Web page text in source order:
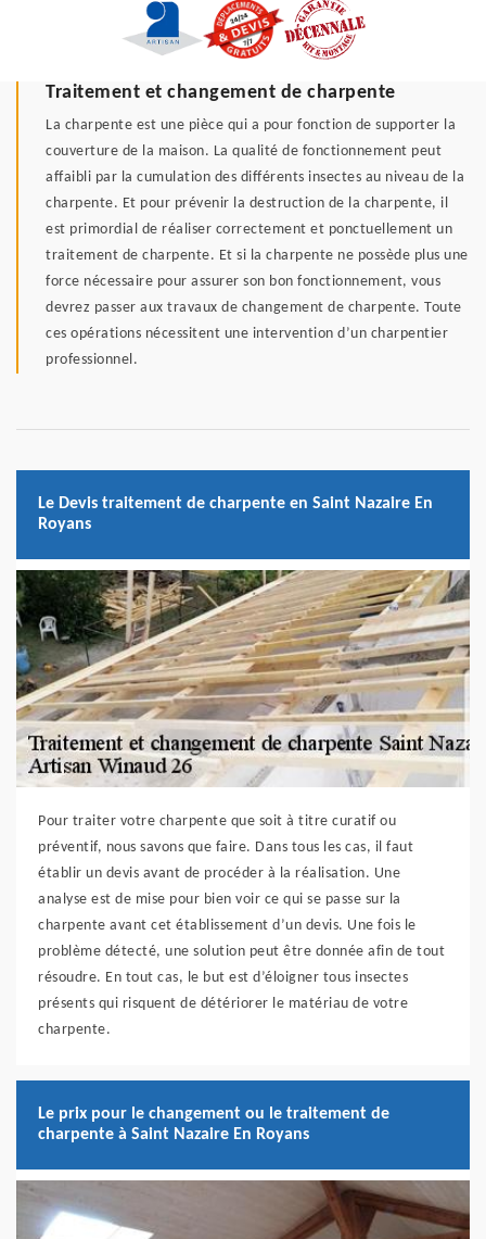
Traitement et changement de charpente
La charpente est une pièce qui a pour fonction de supporter la
couverture de la maison. La qualité de fonctionnement peut
affaibli par la cumulation des différents insectes au niveau de la
charpente. Et pour prévenir la destruction de la charpente, il
est primordial de réaliser correctement et ponctuellement un
traitement de charpente. Et si la charpente ne possède plus une
force nécessaire pour assurer son bon fonctionnement, vous
devrez passer aux travaux de changement de charpente. Toute
ces opérations nécessitent une intervention d’un charpentier
professionnel.
Le Devis traitement de charpente en Saint Nazaire En
Royans
Pour traiter votre charpente que soit à titre curatif ou
préventif, nous savons que faire. Dans tous les cas, il faut
établir un devis avant de procéder à la réalisation. Une
analyse est de mise pour bien voir ce qui se passe sur la
charpente avant cet établissement d’un devis. Une fois le
problème détecté, une solution peut être donnée afin de tout
résoudre. En tout cas, le but est d’éloigner tous insectes
présents qui risquent de détériorer le matériau de votre
charpente.
Le prix pour le changement ou le traitement de
charpente à Saint Nazaire En Royans